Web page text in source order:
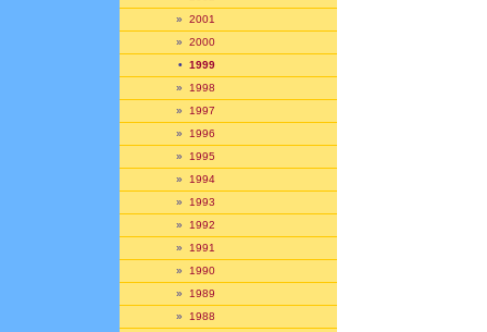
» 2001
» 2000
• 1999
» 1998
» 1997
» 1996
» 1995
» 1994
» 1993
» 1992
» 1991
» 1990
» 1989
» 1988